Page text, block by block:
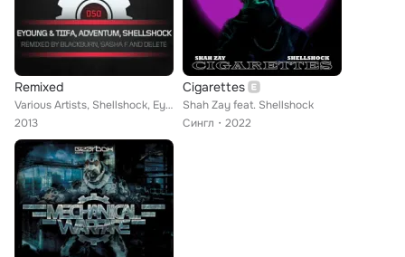
Remixed
Various Artists, Shellshock, Eyoung, Adventum, Tiifa
2013
Cigarettes
Shah Zay feat. Shellshock
Сингл
2022